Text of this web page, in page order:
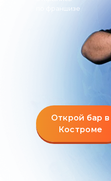
по франшизе
Открой бар в
Костроме